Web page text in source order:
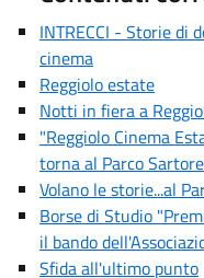
INTRECCI - Storie
cinema
Reggiolo estate
Notti in fiera a
"Reggiolo Cinema
torna al Parco
Volano le storie...al
Borse di Studio
il bando
Sfida all'ultimo punto